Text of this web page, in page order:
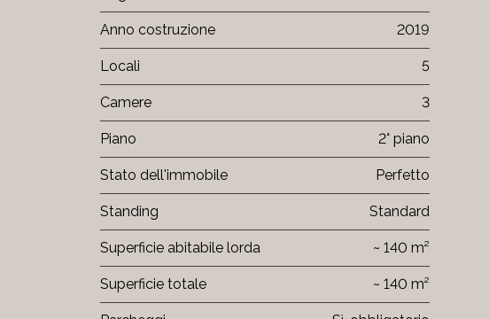
Anno costruzione 2019
Locali 5
Camere 3
Piano 2° piano
Stato dell'immobile Perfetto
Standing Standard
Superficie abitabile lorda ~ 140 m²
Superficie totale ~ 140 m²